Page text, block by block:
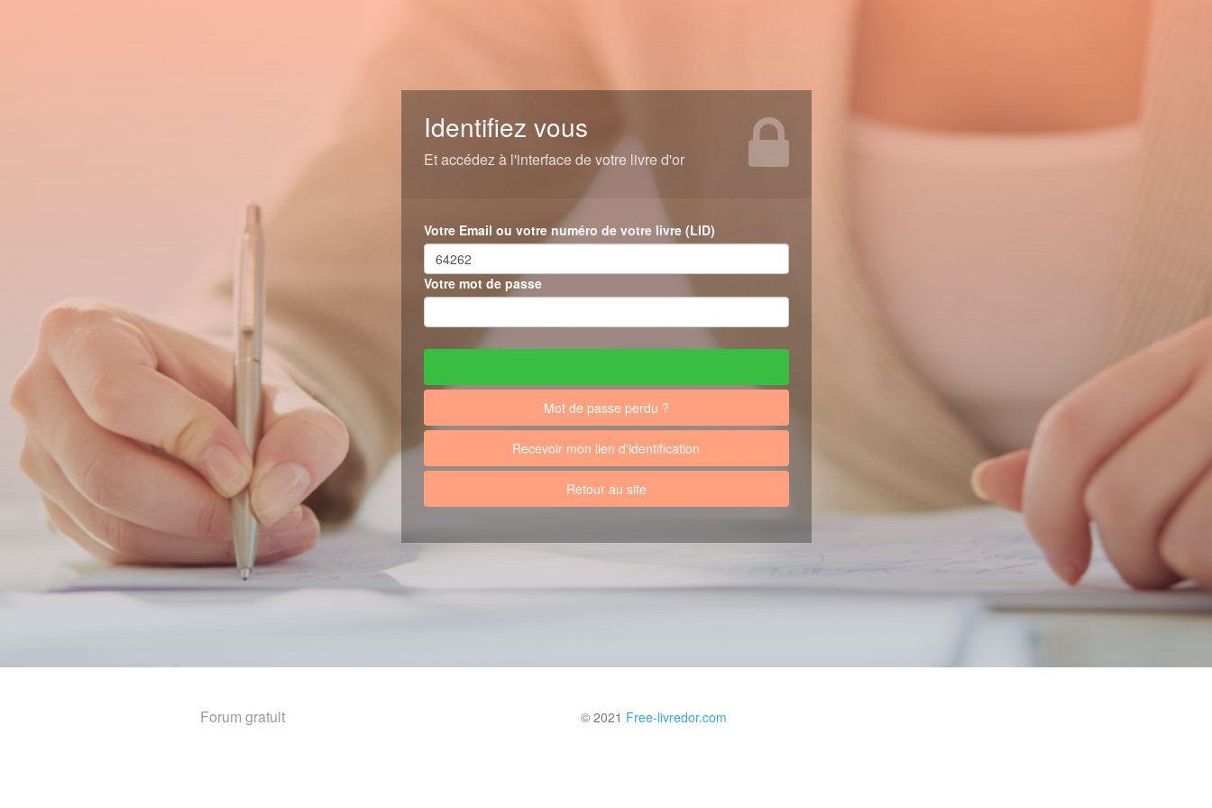
Identifiez vous
Et accédez à l'interface de votre livre d'or
Votre Email ou votre numéro de votre livre (LID)
Votre mot de passe
Mot de passe perdu ?
Recevoir mon lien d'identification
Retour au site
Forum gratuit © 2021 Free-livredor.com